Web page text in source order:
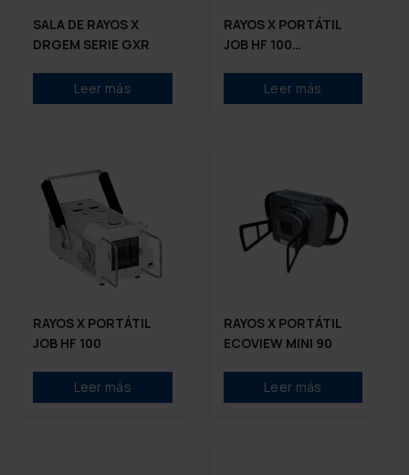
SALA DE RAYOS X
DRGEM SERIE GXR
Leer más
RAYOS X PORTÁTIL
JOB HF 100
Leer más
RAYOS X PORTÁTIL
JOB HF 100
Leer más
RAYOS X PORTÁTIL
ECOVIEW MINI 90
Leer más